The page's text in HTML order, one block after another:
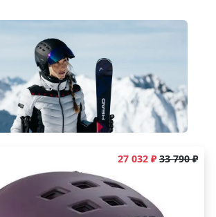
27 032 ₽ 33 790 ₽